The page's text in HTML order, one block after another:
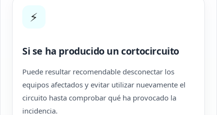
⚡
Si se ha producido un cortocircuito
Puede resultar recomendable desconectar los
equipos afectados y evitar utilizar nuevamente el
circuito hasta comprobar qué ha provocado la
incidencia.